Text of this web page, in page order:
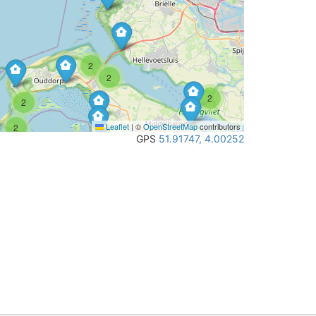
2
2
2
2
2
Leaflet|©OpenStreetMapcontributors
GPS 51.91747, 4.00252